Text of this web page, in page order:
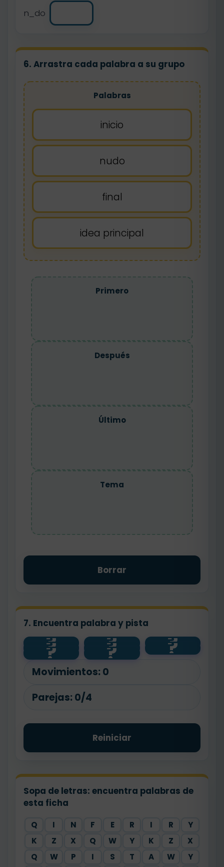
n_do
6. Arrastra cada palabra a su grupo
Palabras
inicio
nudo
final
idea principal
Primero
Después
Último
Tema
Borrar
7. Encuentra palabra y pista
?
primero ?
tema ?
nudo
?
último ?
final ?
después
?
idea
principal ?
inicio
Movimientos: 0
Parejas: 0/4
Reiniciar
Sopa de letras: encuentra palabras de
esta ficha
Q I N F E R I R
Y
K
Z X Q W Y K Z
X
Q
W P I S T A W
Y